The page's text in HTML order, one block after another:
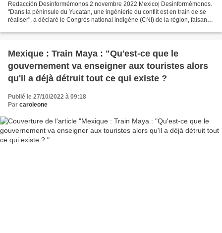
Redacción Desinformémonos 2 novembre 2022 Mexico| Desinformémonos.
"Dans la péninsule du Yucatan, une ingénierie du conflit est en train de se
réaliser", a déclaré le Congrès national indigène (CNI) de la région, faisant
Mexique : Train Maya : "Qu'est-ce que le
gouvernement va enseigner aux touristes alors
qu'il a déjà détruit tout ce qui existe ?
Publié le 27/10/2022 à 09:18
Par caroleone